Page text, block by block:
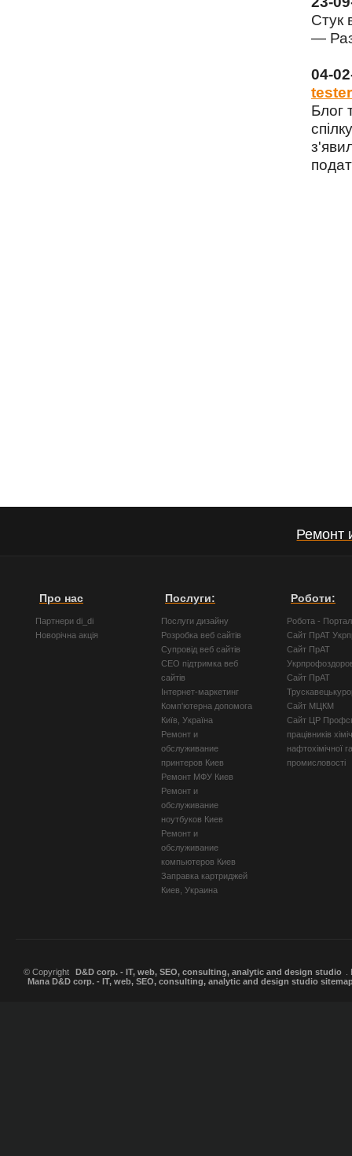
Стук
—
04-
tester
Блог
Ремонт
Про нас
Партнери di_di
Новорічна акція
Послуги:
Послуги дизайну
Розробка веб сайтів
Супровід веб сайтів
СЕО підтримка веб
сайтів
Інтернет-маркетинг
Комп'ютерна допомога
Київ, Україна
Ремонт и
обслуживание
принтеров Киев
Ремонт МФУ Киев
Ремонт и
обслуживание
ноутбуков Киев
Ремонт и
обслуживание
компьютеров Киев
Заправка картриджей
Киев, Украина
Роботи:
Робота -
Сайт ПрАТ
Сайт ПрАТ
Сайт ПрАТ
Сайт МЦКМ
Сайт ЦР
працівників
нафтохімічної
промисловості
© Copyright D&D corp. - IT, web, SEO, consulting, analytic and design studio
Мапа D&D corp. - IT, web, SEO, consulting, analytic and design studio